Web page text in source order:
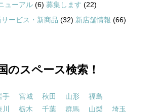
ューアル(6) 募集します (22)
サービス・新商品 (32) 新店舗情報 (66)
のスペース検索！
手 宮城 秋田 山形
福島
栃木 千葉 群馬 山梨
埼玉